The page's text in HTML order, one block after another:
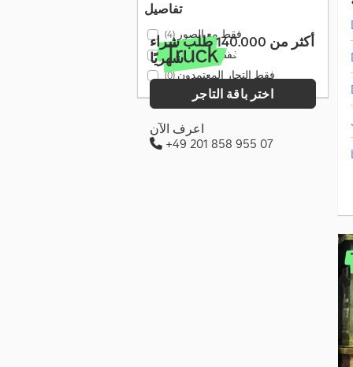
تفاصيل
فقط مع الصور(4)
فقط مع فيديو
فقط التجار المعتمدون(0)
أكثر من 140.000 طلب شراء
شهريًا
اختر باقة التاجر
اعرف الآن
+49 201 858 955 07